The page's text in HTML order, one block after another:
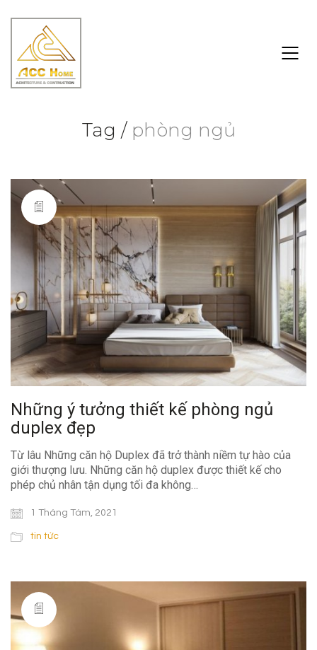
Tag / phòng ngủ
Những ý tưởng thiết kế phòng ngủ
duplex đẹp
Từ lâu Những căn hộ Duplex đã trở thành niềm tự hào của
giới thượng lưu. Những căn hộ duplex được thiết kế cho
phép chủ nhân tận dụng tối đa không…
1 Tháng Tám, 2021
tin tức